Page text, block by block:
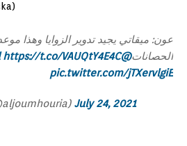
عون: ميقاتي يجيد تدوير الزوايا وهذا موعد
الحصانات@imadmarmal
https://t.co/VAUQtY4E4C
pic.twitter.com/jTXervlgiE
July 24, 2021